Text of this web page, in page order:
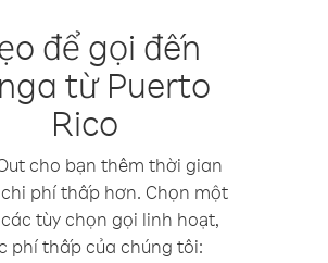
để gọi đến
từ Puerto
Rico
cho bạn thêm thời gian
phí thấp hơn. Chọn một
tùy chọn gọi linh hoạt,
phí thấp của chúng tôi: